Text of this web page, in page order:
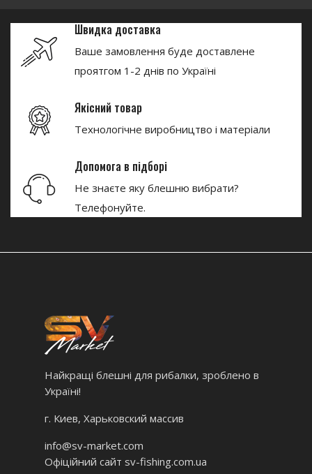
Швидка доставка
Ваше замовлення буде доставлене
проятгом 1-2 днів по Україні
Якісний товар
Технологічне виробництво і матеріали
Допомога в підборі
Не знаєте яку блешню вибрати?
Телефонуйте.
Найкращі блешні для рибалки, зроблено в
Україні!
г. Киев, Харьковский массив
info@sv-market.com
Офіційний сайт sv-fishing.com.ua